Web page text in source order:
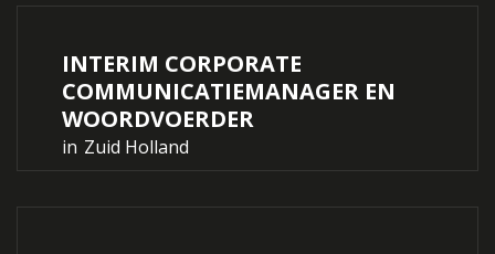
INTERIM CORPORATE
COMMUNICATIEMANAGER EN
WOORDVOERDER
in Zuid Holland